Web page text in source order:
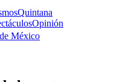
Quintana
Opinión
México